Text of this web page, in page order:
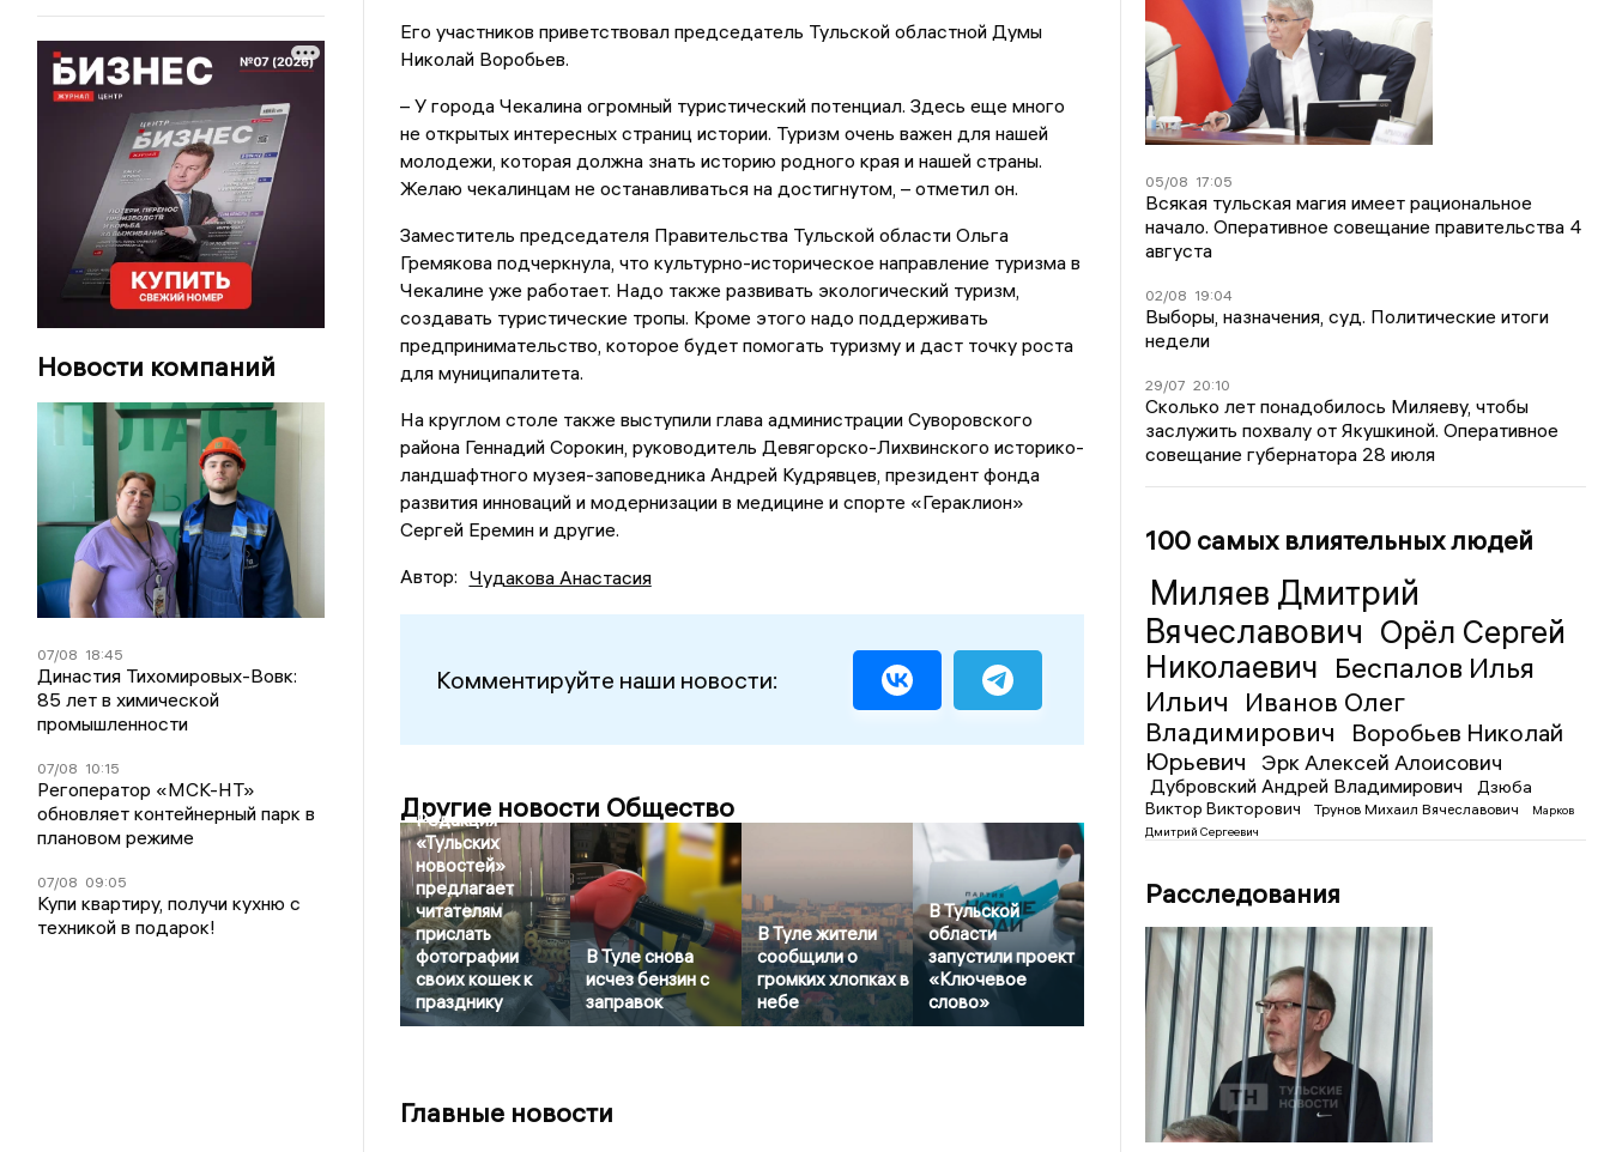
Новости компаний
07/08 18:45
Династия Тихомировых-Вовк:
85 лет в химической
промышленности
07/08 10:15
Регоператор «МСК-НТ»
обновляет контейнерный парк в
плановом режиме
07/08 09:05
Купи квартиру, получи кухню с
техникой в подарок!
Его участников приветствовал председатель Тульской областной Думы
Николай Воробьев.
– У города Чекалина огромный туристический потенциал. Здесь еще много
не открытых интересных страниц истории. Туризм очень важен для нашей
молодежи, которая должна знать историю родного края и нашей страны.
Желаю чекалинцам не останавливаться на достигнутом, – отметил он.
Заместитель председателя Правительства Тульской области Ольга
Гремякова подчеркнула, что культурно-историческое направление туризма в
Чекалине уже работает. Надо также развивать экологический туризм,
создавать туристические тропы. Кроме этого надо поддерживать
предпринимательство, которое будет помогать туризму и даст точку роста
для муниципалитета.
На круглом столе также выступили глава администрации Суворовского
района Геннадий Сорокин, руководитель Девягорско-Лихвинского историко-
ландшафтного музея-заповедника Андрей Кудрявцев, президент фонда
развития инноваций и модернизации в медицине и спорте «Гераклион»
Сергей Еремин и другие.
Автор: Чудакова Анастасия
Комментируйте наши новости:
Другие новости Общество
Редакция
«Тульских
новостей»
предлагает
читателям
прислать
фотографии
своих кошек к
празднику
В Туле снова
исчез бензин с
заправок
В Туле жители
сообщили о
громких хлопках в
небе
В Тульской
области
запустили проект
«Ключевое
слово»
Главные новости
05/08 17:05
Всякая тульская магия имеет рациональное
начало. Оперативное совещание правительства 4
августа
02/08 19:04
Выборы, назначения, суд. Политические итоги
недели
29/07 20:10
Сколько лет понадобилось Миляеву, чтобы
заслужить похвалу от Якушкиной. Оперативное
совещание губернатора 28 июля
100 самых влиятельных людей
Миляев Дмитрий
Вячеславович Орёл Сергей
Николаевич Беспалов Илья
Ильич
Иванов Олег
Владимирович
Воробьев Николай
Юрьевич
Эрк Алексей Алоисович
Дубровский Андрей Владимирович
Дзюба
Виктор Викторович
Трунов Михаил Вячеславович
Марков
Дмитрий Сергеевич
Расследования